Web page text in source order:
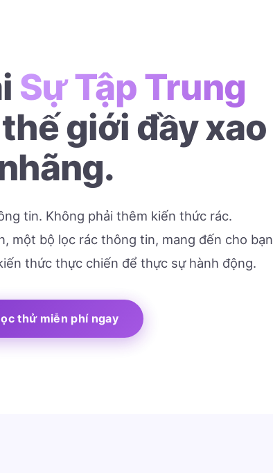
Sự Tập Trung
giới đầy xao
tin. Không phải thêm kiến thức rác.
một bộ lọc rác thông tin, mang đến cho bạn
thức thực chiến để thực sự hành động.
thử miễn phí ngay